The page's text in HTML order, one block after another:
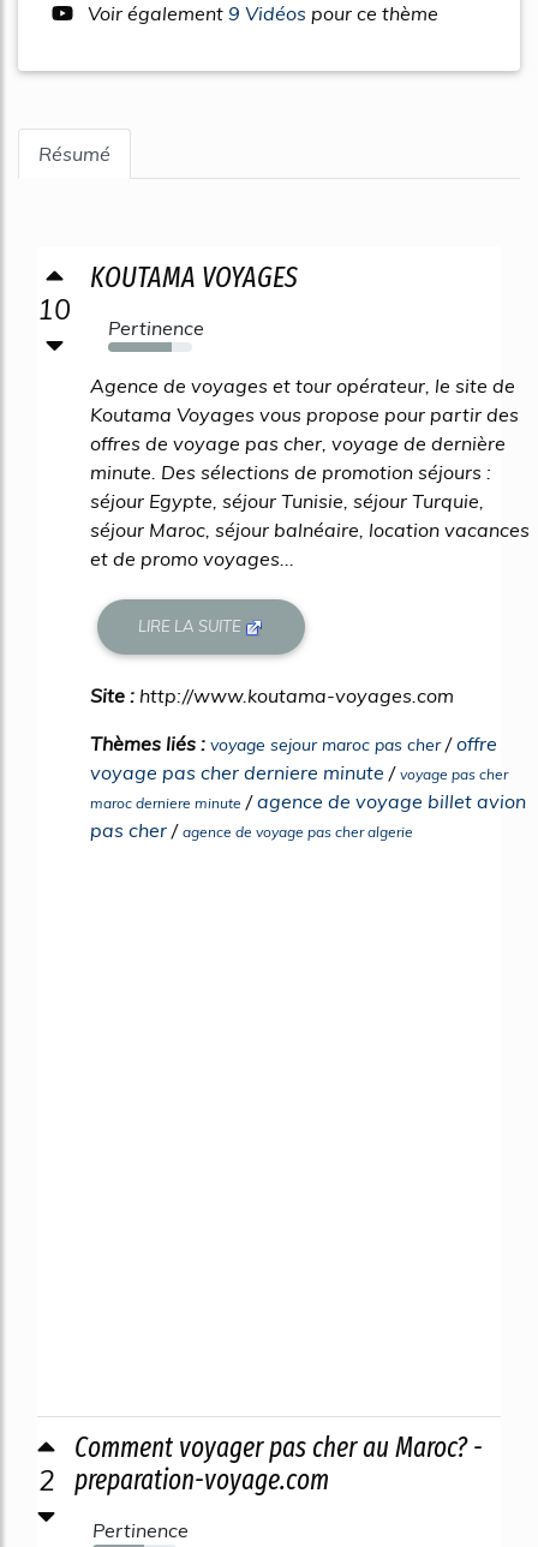
Voir également 9 Vidéos pour ce thème
Résumé
10
KOUTAMA VOYAGES
Pertinence
75%
Agence de voyages et tour opérateur, le site de
Koutama Voyages vous propose pour partir des
offres de voyage pas cher, voyage de dernière
minute. Des sélections de promotion séjours :
séjour Egypte, séjour Tunisie, séjour Turquie,
séjour Maroc, séjour balnéaire, location vacances
et de promo voyages...
LIRE LA SUITE
Site : http://www.koutama-voyages.com
Thèmes liés : voyage sejour maroc pas cher/offre
voyage pas cher derniere minute / voyage pas cher
maroc derniere minute /agence de voyage billet avion
pas cher / agence de voyage pas cher algerie
2
Comment voyager pas cher au Maroc? -
preparation-voyage.com
Pertinence